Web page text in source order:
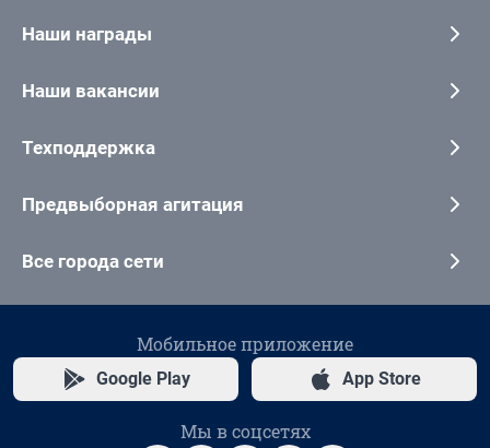
Наши награды
Наши вакансии
Техподдержка
Предвыборная агитация
Все города сети
Мобильное приложение
Google Play App Store
Мы в соцсетях